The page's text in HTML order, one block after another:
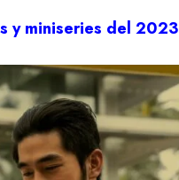
y miniseries del 2023